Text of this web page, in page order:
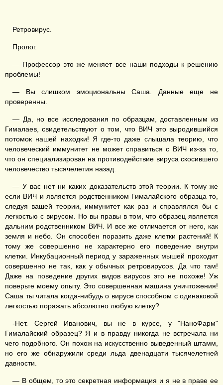
Ретровирус.
Пролог.
— Профессор это же меняет все наши подходы к решению
проблемы!
— Вы слишком эмоциональны Саша. Данные еще не
проверенны.
— Да, но все исследования по образцам, доставленным из
Гималаев, свидетельствуют о том, что ВИЧ это выродившийся
потомок нашей находки! Я где-то даже слышала теорию, что
человеческий иммунитет не может справиться с ВИЧ из-за то,
что он специализирован на противодействие вируса скосившего
человечество тысячелетия назад.
— У вас нет ни каких доказательств этой теории. К тому же
если ВИЧ и является родственником Гималайского образца то,
следуя вашей теории, иммунитет как раз и справлялся бы с
легкостью с вирусом. Но вы правы в том, что образец является
дальним родственником ВИЧ. И все же отличается от него, как
земля и небо. Он способен поразить даже клетки растений! К
тому же совершенно не характерно его поведение внутри
клетки. Инкубационный период у зараженных мышей проходит
совершенно не так, как у обычных ретровирусов. Да что там!
Даже на поведение других видов вирусов это не похоже! Уж
поверьте моему опыту. Это совершенная машина уничтожения!
Саша ты читала когда-нибудь о вирусе способном с одинаковой
легкостью поражать абсолютно любую клетку?
-Нет. Сергей Иванович, вы не в курсе, у "НаноФарм"
Гималайский образец? Я и в правду никогда не встречала ни
чего подобного. Он похож на искусственно выведенный штамм,
но его же обнаружили среди льда двенадцати тысячелетней
давности.
— В общем, то это секретная информация и я не в праве ее